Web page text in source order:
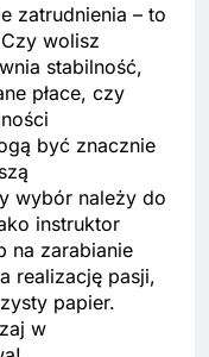
zatrudnienia – to
wolisz
stabilność,
płace, czy
być znacznie
wybór należy do
instruktor
na zarabianie
realizację pasji,
papier.
w